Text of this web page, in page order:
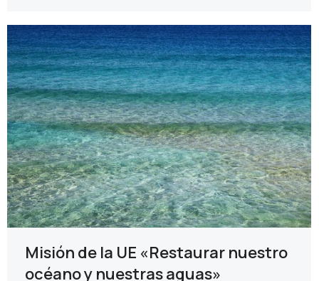
Misión de la UE «Restaurar nuestro
océano y nuestras aguas»